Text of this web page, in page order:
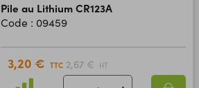
Pile au Lithium CR123A
Code : 09459
3,20 € TTC 2,67 € HT